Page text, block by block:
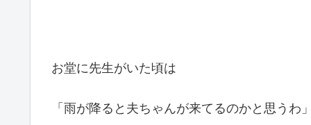
お堂に先生がいた頃は
「雨が降ると夫ちゃんが来てるのかと思うわ